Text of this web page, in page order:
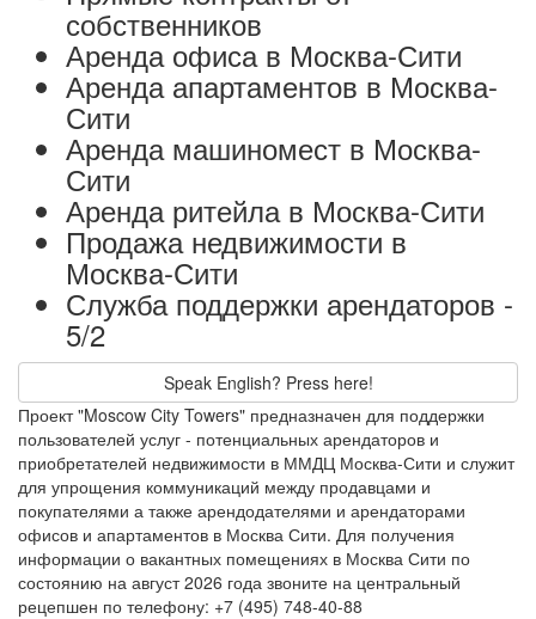
собственников
Аренда офиса в Москва-Сити
Аренда апартаментов в Москва-
Сити
Аренда машиномест в Москва-
Сити
Аренда ритейла в Москва-Сити
Продажа недвижимости в
Москва-Сити
Служба поддержки арендаторов -
5/2
Speak English? Press here!
Проект "Moscow City Towers" предназначен для поддержки
пользователей услуг - потенциальных арендаторов и
приобретателей недвижимости в ММДЦ Москва-Сити и служит
для упрощения коммуникаций между продавцами и
покупателями а также арендодателями и арендаторами
офисов и апартаментов в Москва Сити. Для получения
информации о вакантных помещениях в Москва Сити по
состоянию на август 2026 года звоните на центральный
рецепшен по телефону: +7 (495) 748-40-88